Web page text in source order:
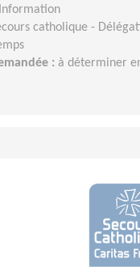
catholique -
: à déterminer